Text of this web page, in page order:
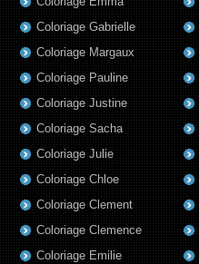
Coloriage Gabrielle
Coloriage Margaux
Coloriage Pauline
Coloriage Justine
Coloriage Sacha
Coloriage Julie
Coloriage Chloe
Coloriage Clement
Coloriage Clemence
Coloriage Emilie